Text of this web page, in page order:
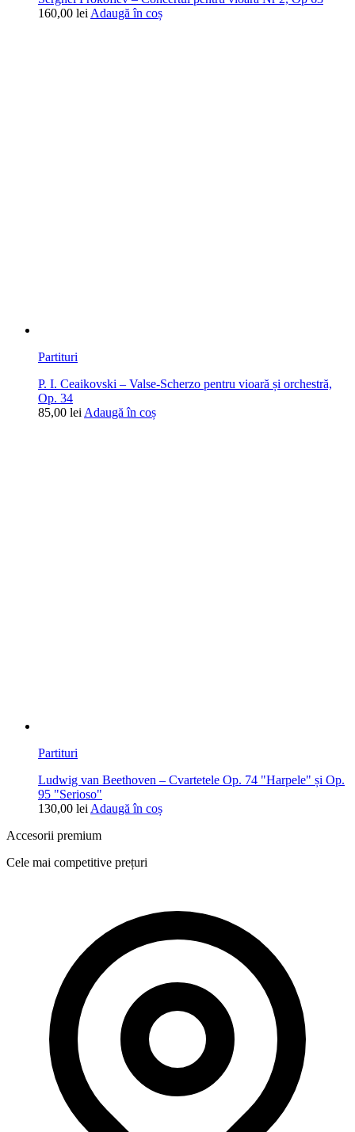
160,00 lei Adaugă în coș
Partituri
P. I. Ceaikovski – Valse-Scherzo pentru vioară și orchestră,
Op. 34
85,00 lei Adaugă în coș
Partituri
Ludwig van Beethoven – Cvartetele Op. 74 "Harpele" și Op.
95 "Serioso"
130,00 lei Adaugă în coș
Accesorii premium
Cele mai competitive prețuri